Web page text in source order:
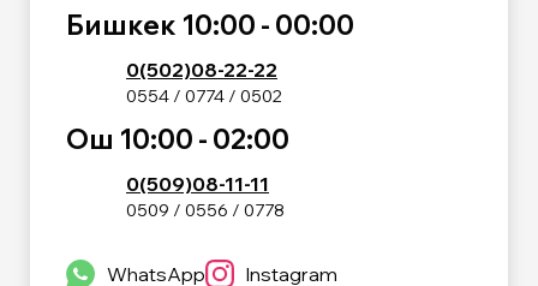
Бишкек 10:00 - 00:00
0(502)08-22-22
0554 / 0774 / 0502
Ош 10:00 - 02:00
0(509)08-11-11
0509 / 0556 / 0778
WhatsApp Instagram